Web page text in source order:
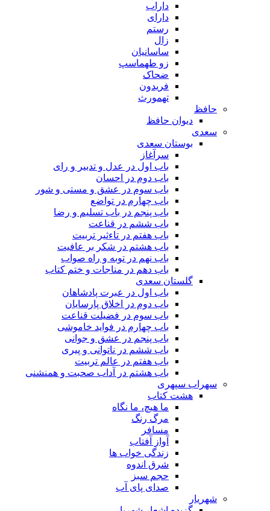
داراب
دارای
رستم
زال
ساسانیان
زو طهماسپ‏
ضحاک
فریدون
تهمورث
حافظ
دیوان حافظ
سعدی
بوستان سعدی
سرآغاز
باب اول در عدل و تدبیر و رای
باب دوم در احسان
باب سوم در عشق و مستی و شور
باب چهارم در تواضع
باب پنجم در باب تسلیم و رضا
باب ششم در قناعت
باب هفتم در تاءثیر تربیت
باب هشتم در شکر بر عافیت
باب نهم در توبه و راه صواب
باب دهم در مناجات و ختم کتاب
گلستان سعدی
باب اول در عبرت پادشاهان
باب دوم در اخلاق پارسایان
باب سوم در فضیلت قناعت
باب چهارم در فواید خاموشى
باب پنجم در عشق و جوانى
باب ششم در ناتوانى و پیرى
باب هفتم در عالم تربیت
باب هشتم در آداب صحبت و همنشنى
سهراب سپهری
هشت کتاب
ما هیچ، ما نگاه
مرگ رنگ
مسافر
آواز آفتاب
زندگی خواب ها
شرق اندوه
حجم سبز
صدای پای آب
شهریار